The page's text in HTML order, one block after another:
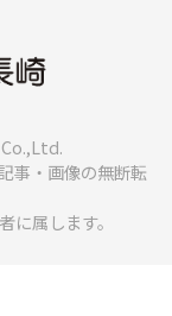
事・画像の無断転
に属します。